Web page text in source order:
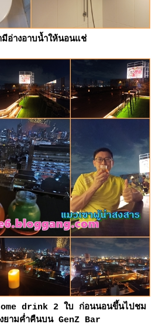
มีอ่างอาบน้ำให้นอนแช่
drink 2 ใบ ก่อนนอนขึ้นไปชม
งยามค่ำคืนบน GenZ Bar